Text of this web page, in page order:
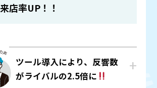
来店率UP！！
ツール導入により、反響数
がライバルの2.5倍に